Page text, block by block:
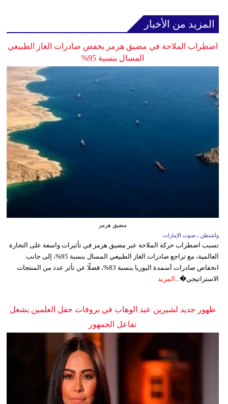
المزيد من الأخبار
اضطراب الملاحة في مضيق هرمز يخفض صادرات الغاز الطبيعي
المسال بنسبة 95%
مضيق هرمز
واشنطن ـ صوت الإمارات
تسبب اضطراب حركة الملاحة عبر مضيق هرمز في تأثيرات واسعة على التجارة
العالمية، مع تراجع صادرات الغاز الطبيعي المسال بنسبة 95%، إلى جانب
انخفاض صادرات أسمدة اليوريا بنسبة 83%، فضلًا عن تأثر عدد من المنتجات
الاستراتيجي�... المزيد
ظهور جديد لشيرين عبد الوهاب في بروفات حفل العلمين يشعل
تفاعل الجمهور